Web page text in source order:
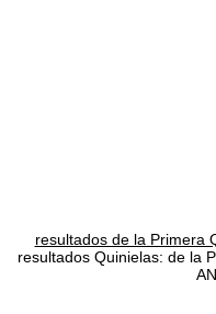
resultados de la Primera
resultados Quinielas: de la